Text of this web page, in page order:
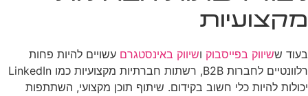
מקצועיות
בעוד ששיווק בפייסבוק ושיווק באינסטגרם עשויים להיות פחות
רלוונטיים לחברות B2B, רשתות חברתיות מקצועיות כמו LinkedIn
יכולות להיות כלי חשוב בקידום. שיתוף תוכן מקצועי, השתתפות